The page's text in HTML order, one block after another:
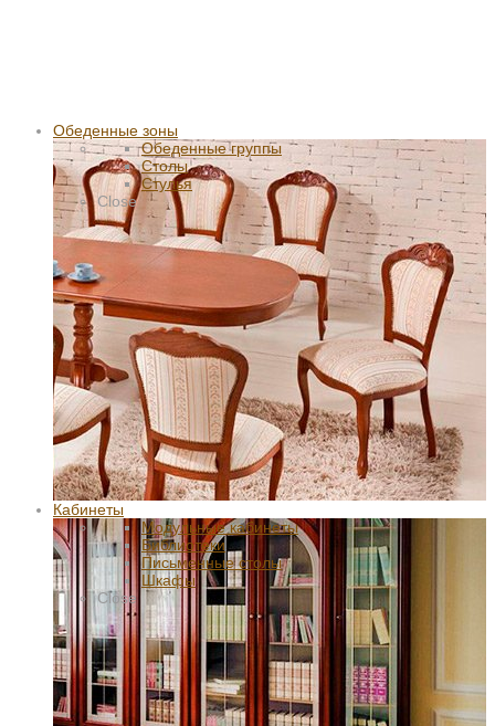
Обеденные зоны
Обеденные группы
Столы
Стулья
Close
Кабинеты
Модульные кабинеты
Библиотеки
Письменные столы
Шкафы
Close